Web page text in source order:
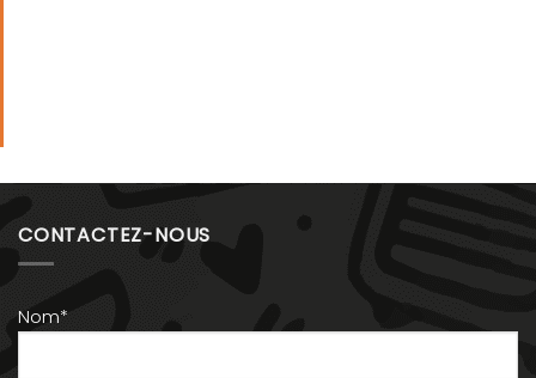
CONTACTEZ-NOUS
Nom*